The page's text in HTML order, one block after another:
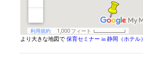
より大きな地図で 保育セミナー in 静岡（ホテル）